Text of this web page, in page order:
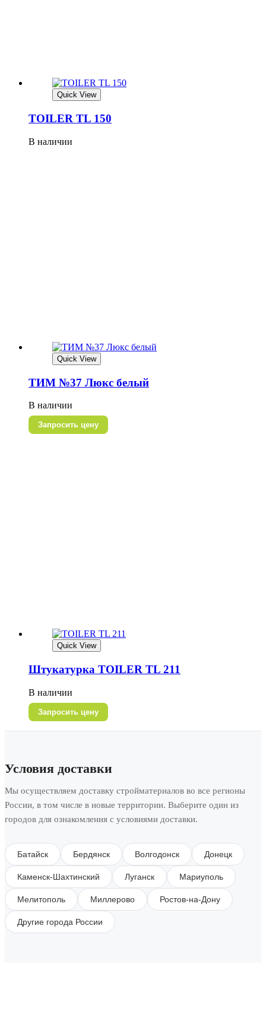
Quick View
TOILER TL 150
В наличии
Quick View
ТИМ №37 Люкс белый
В наличии
Запросить цену
Quick View
Штукатурка TOILER TL 211
В наличии
Запросить цену
Условия доставки
Мы осуществляем доставку стройматериалов во все регионы
России, в том числе в новые территории. Выберите один из
городов для ознакомления с условиями доставки.
Батайск Бердянск Волгодонск Донецк
Каменск-Шахтинский Луганск Мариуполь
Мелитополь Миллерово Ростов-на-Дону
Другие города России